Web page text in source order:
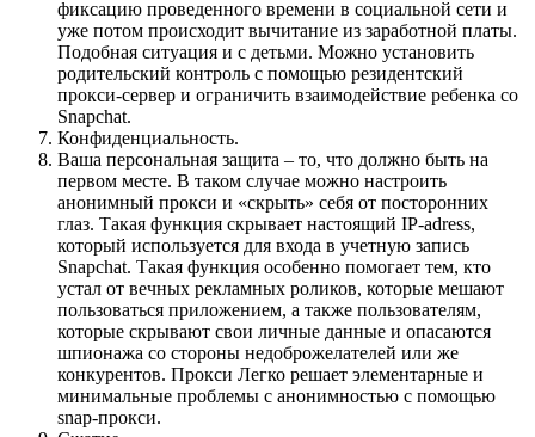
фиксацию проведенного времени в социальной сети и
уже потом происходит вычитание из заработной платы.
Подобная ситуация и с детьми. Можно установить
родительский контроль с помощью резидентский
прокси-сервер и ограничить взаимодействие ребенка со
Snapchat.
Конфиденциальность.
Ваша персональная защита – то, что должно быть на
первом месте. В таком случае можно настроить
анонимный прокси и «скрыть» себя от посторонних
глаз. Такая функция скрывает настоящий IP-adress,
который используется для входа в учетную запись
Snapchat. Такая функция особенно помогает тем, кто
устал от вечных рекламных роликов, которые мешают
пользоваться приложением, а также пользователям,
которые скрывают свои личные данные и опасаются
шпионажа со стороны недоброжелателей или же
конкурентов. Прокси Легко решает элементарные и
минимальные проблемы с анонимностью с помощью
snap-прокси.